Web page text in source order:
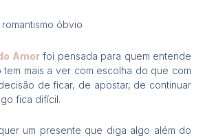
óbvio
Amorfoi pensada para quem entende
tem mais a ver com escolha do que com
de ficar, de apostar, de continuar
fica difícil.
um presente que diga algo além do